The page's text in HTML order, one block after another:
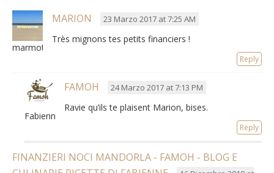
marmottemarion
MARION 23 Marzo 2017 at 7:25 AM
Très mignons tes petits financiers !
Reply
Fabienne
FAMOH 24 Marzo 2017 at 7:13 PM
Ravie qu’ils te plaisent Marion, bises.
Reply
FINANZIERI NOCI MANDORLA - FAMOH - BLOG E